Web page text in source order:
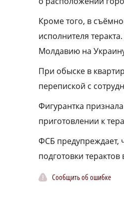
Кроме того, в
исполнителя
Молдавию на
При обыске в
перепиской с
Фигурантка
приготовлении к
ФСБ предупреждает,
подготовки терактов
Сообщить об ошибке